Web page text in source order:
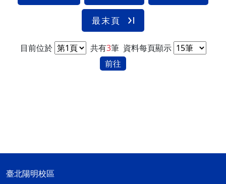
最末頁
目前位於 共有3筆 資料每頁顯示
前往
臺北陽明校區